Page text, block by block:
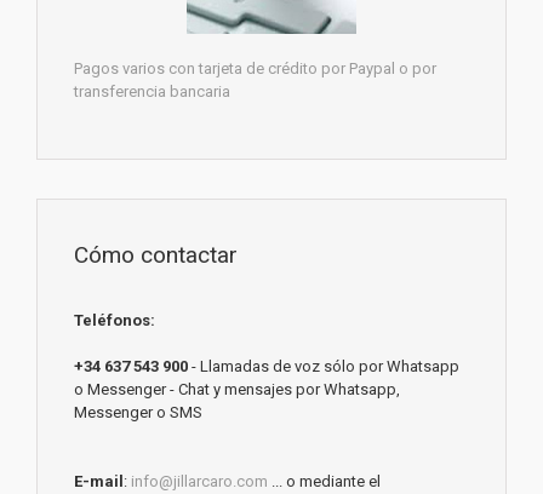
Pagos varios con tarjeta de crédito por Paypal o por
transferencia bancaria
Cómo contactar
Teléfonos:
+34 637 543 900 - Llamadas de voz sólo por Whatsapp
o Messenger - Chat y mensajes por Whatsapp,
Messenger o SMS
E-mail : info@jillarcaro.com ... o mediante el